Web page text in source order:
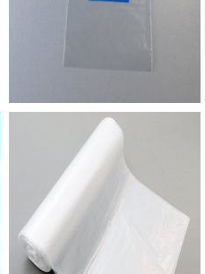
assegurando um
com pouco custo e
tipo personalizada
especiais e
É possível
impressão
corporativos ou
é considerada
benefício, pois
em um único
para os
ADQUIRIR